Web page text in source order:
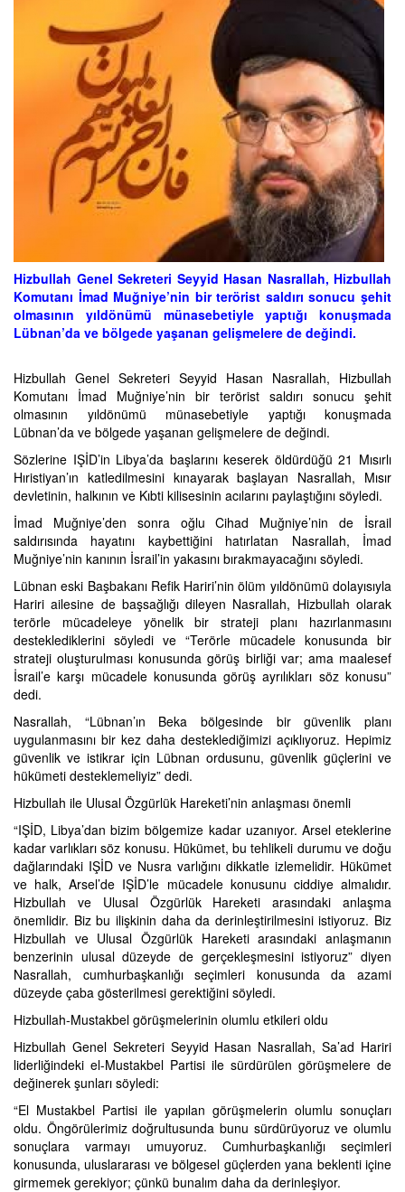
Hizbullah Genel Sekreteri Seyyid Hasan Nasrallah, Hizbullah
Komutanı İmad Muğniye’nin bir terörist saldırı sonucu şehit
olmasının yıldönümü münasebetiyle yaptığı konuşmada
Lübnan’da ve bölgede yaşanan gelişmelere de değindi.
Hizbullah Genel Sekreteri Seyyid Hasan Nasrallah, Hizbullah
Komutanı İmad Muğniye’nin bir terörist saldırı sonucu şehit
olmasının yıldönümü münasebetiyle yaptığı konuşmada
Lübnan’da ve bölgede yaşanan gelişmelere de değindi.
Sözlerine IŞİD’in Libya’da başlarını keserek öldürdüğü 21 Mısırlı
Hıristiyan’ın katledilmesini kınayarak başlayan Nasrallah, Mısır
devletinin, halkının ve Kıbti kilisesinin acılarını paylaştığını söyledi.
İmad Muğniye’den sonra oğlu Cihad Muğniye’nin de İsrail
saldırısında hayatını kaybettiğini hatırlatan Nasrallah, İmad
Muğniye’nin kanının İsrail’in yakasını bırakmayacağını söyledi.
Lübnan eski Başbakanı Refik Hariri’nin ölüm yıldönümü dolayısıyla
Hariri ailesine de başsağlığı dileyen Nasrallah, Hizbullah olarak
terörle mücadeleye yönelik bir strateji planı hazırlanmasını
desteklediklerini söyledi ve “Terörle mücadele konusunda bir
strateji oluşturulması konusunda görüş birliği var; ama maalesef
İsrail’e karşı mücadele konusunda görüş ayrılıkları söz konusu”
dedi.
Nasrallah, “Lübnan’ın Beka bölgesinde bir güvenlik planı
uygulanmasını bir kez daha desteklediğimizi açıklıyoruz. Hepimiz
güvenlik ve istikrar için Lübnan ordusunu, güvenlik güçlerini ve
hükümeti desteklemeliyiz” dedi.
Hizbullah ile Ulusal Özgürlük Hareketi’nin anlaşması önemli
“IŞİD, Libya’dan bizim bölgemize kadar uzanıyor. Arsel eteklerine
kadar varlıkları söz konusu. Hükümet, bu tehlikeli durumu ve doğu
dağlarındaki IŞİD ve Nusra varlığını dikkatle izlemelidir. Hükümet
ve halk, Arsel’de IŞİD’le mücadele konusunu ciddiye almalıdır.
Hizbullah ve Ulusal Özgürlük Hareketi arasındaki anlaşma
önemlidir. Biz bu ilişkinin daha da derinleştirilmesini istiyoruz. Biz
Hizbullah ve Ulusal Özgürlük Hareketi arasındaki anlaşmanın
benzerinin ulusal düzeyde de gerçekleşmesini istiyoruz” diyen
Nasrallah, cumhurbaşkanlığı seçimleri konusunda da azami
düzeyde çaba gösterilmesi gerektiğini söyledi.
Hizbullah-Mustakbel görüşmelerinin olumlu etkileri oldu
Hizbullah Genel Sekreteri Seyyid Hasan Nasrallah, Sa’ad Hariri
liderliğindeki el-Mustakbel Partisi ile sürdürülen görüşmelere de
değinerek şunları söyledi:
“El Mustakbel Partisi ile yapılan görüşmelerin olumlu sonuçları
oldu. Öngörülerimiz doğrultusunda bunu sürdürüyoruz ve olumlu
sonuçlara varmayı umuyoruz. Cumhurbaşkanlığı seçimleri
konusunda, uluslararası ve bölgesel güçlerden yana beklenti içine
girmemek gerekiyor; çünkü bunalım daha da derinleşiyor.